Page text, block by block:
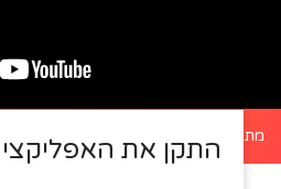
מתכון לדלעת ערמונים במילוי סלט קינואה -
התקן את